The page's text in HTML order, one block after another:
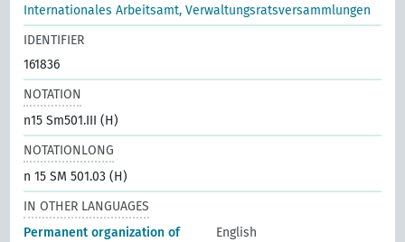
Internationales Arbeitsamt, Verwaltungsratsversammlungen
IDENTIFIER
161836
NOTATION
n15 Sm501.III (H)
NOTATIONLONG
n 15 SM 501.03 (H)
IN OTHER LANGUAGES
Permanent organization of
English